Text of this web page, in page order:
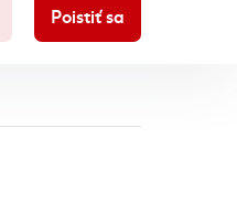
Poistiť sa